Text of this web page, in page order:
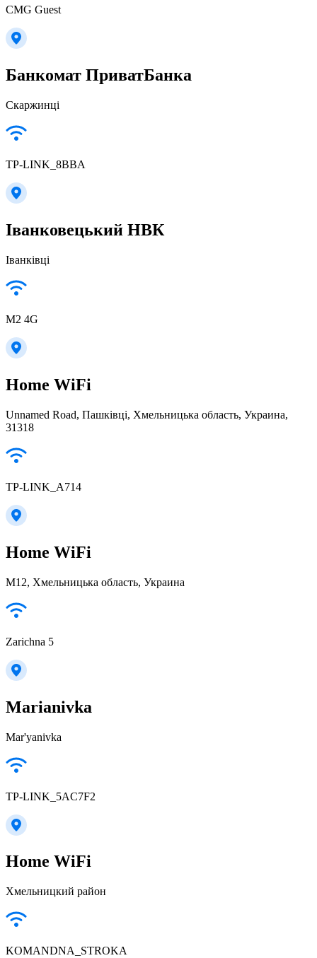
CMG Guest
Банкомат ПриватБанка
Скаржинці
TP-LINK_8BBA
Іванковецький НВК
Іванківці
M2 4G
Home WiFi
Unnamed Road, Пашківці, Хмельницька область, Украина,
31318
TP-LINK_A714
Home WiFi
М12, Хмельницька область, Украина
Zarichna 5
Marianivka
Mar'yanivka
TP-LINK_5AC7F2
Home WiFi
Хмельницкий район
KOMANDNA_STROKA